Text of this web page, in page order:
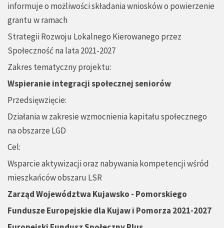
informuje o możliwości składania wniosków o powierzenie
grantu w ramach
Strategii Rozwoju Lokalnego Kierowanego przez
Społeczność na lata 2021-2027
Zakres tematyczny projektu:
Wspieranie integracji społecznej seniorów
Przedsięwzięcie:
Działania w zakresie wzmocnienia kapitału społecznego
na obszarze LGD
Cel:
Wsparcie aktywizacji oraz nabywania kompetencji wśród
mieszkańców obszaru LSR
Zarząd Województwa Kujawsko - Pomorskiego
Fundusze Europejskie dla Kujaw i Pomorza 2021-2027